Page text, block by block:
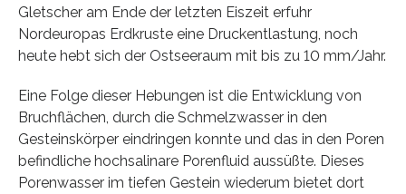
Gletscher am Ende der letzten Eiszeit erfuhr
Nordeuropas Erdkruste eine Druckentlastung, noch
heute hebt sich der Ostseeraum mit bis zu 10 mm/Jahr.
Eine Folge dieser Hebungen ist die Entwicklung von
Bruchflächen, durch die Schmelzwasser in den
Gesteinskörper eindringen konnte und das in den Poren
befindliche hochsalinare Porenfluid aussüßte. Dieses
Porenwasser im tiefen Gestein wiederum bietet dort